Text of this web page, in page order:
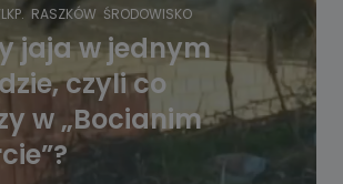
RASZKÓW ŚRODOWISKO
jaja w jednym
czyli co
w „Bocianim